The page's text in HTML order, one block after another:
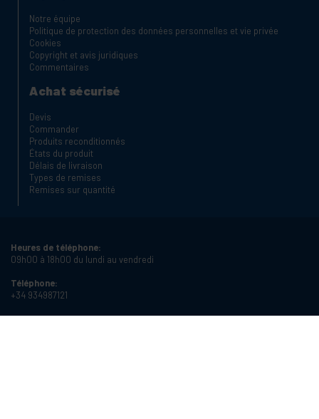
Notre équipe
Politique de protection des données personnelles et vie privée
Cookies
Copyright et avis juridiques
Commentaires
Achat sécurisé
Devis
Commander
Produits reconditionnés
États du produit
Délais de livraison
Types de remises
Remises sur quantité
Heures de téléphone:
09h00 à 18h00 du lundi au vendredi
Téléphone:
+34 934987121
Email: